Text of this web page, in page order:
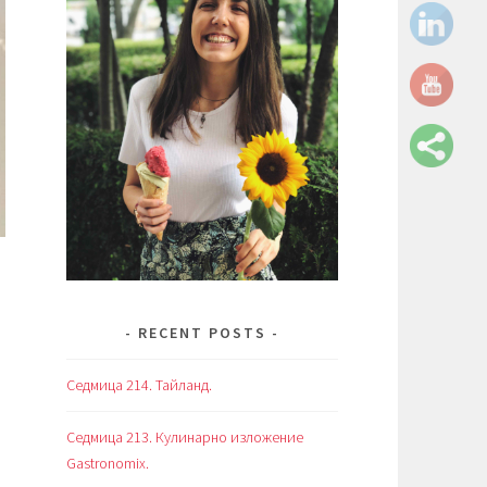
RECENT POSTS
Седмица 214. Тайланд.
Седмица 213. Кулинарно изложение
Gastronomix.